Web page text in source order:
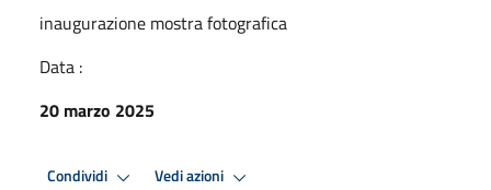
inaugurazione mostra fotografica
Data :
20 marzo 2025
Condividi Vedi azioni